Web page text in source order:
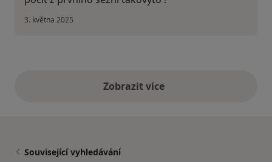
3. května 2025
Zobrazit vícevýše uvedené názory
Související vyhledávání